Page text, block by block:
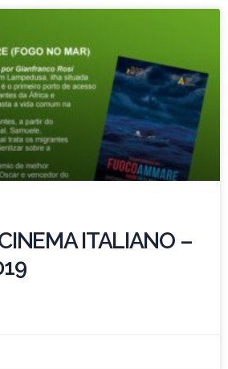
ITALIANO –